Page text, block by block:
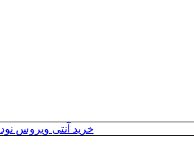
خرید آنتی ویروس نود 32